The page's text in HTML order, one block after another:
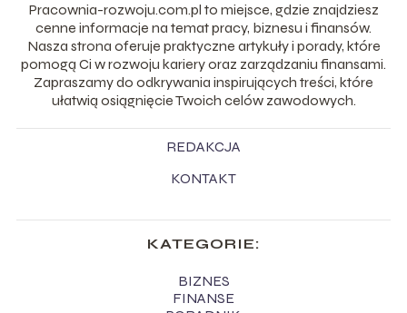
Pracownia-rozwoju.com.pl to miejsce, gdzie znajdziesz
cenne informacje na temat pracy, biznesu i finansów.
Nasza strona oferuje praktyczne artykuły i porady, które
pomogą Ci w rozwoju kariery oraz zarządzaniu finansami.
Zapraszamy do odkrywania inspirujących treści, które
ułatwią osiągnięcie Twoich celów zawodowych.
REDAKCJA
KONTAKT
KATEGORIE:
BIZNES
FINANSE